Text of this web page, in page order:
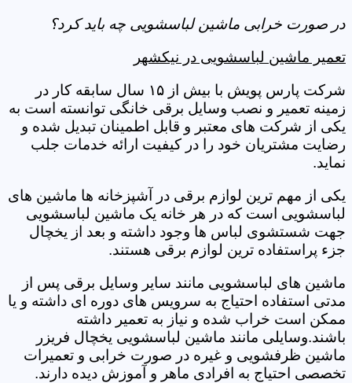
در صورت خرابی ماشین لباسشویی چه باید کرد؟
تعمیر ماشین لباسشویی در نیکشهر
شرکت پارس پویش با بیش از ۱۵ سال سابقه کار در
زمینه تعمیر و نصب وسایل برقی خانگی توانسته است به
یکی از شرکت های معتبر و قابل اطمینان تبدیل شده و
رضایت مشتریان خود را در کیفیت ارائه خدمات جلب
نماید.
یکی از مهم ترین لوازم برقی در آشپزخانه ها ماشین های
لباسشویی است که در هر خانه یک ماشین لباسشویی
جهت شستشوی لباس ها وجود داشته و بعد از یخچال
جزء پراستفاده ترین لوازم برقی هستند.
ماشین های لباسشویی مانند سایر وسایل برقی پس از
مدتی استفاده احتیاج به سرویس های دوره ای داشته و یا
ممکن است خراب شده و نیاز به تعمیر داشته
باشند.وسایلی مانند ماشین لباسشویی یخچال فریزر
ماشین ظرفشویی و غیره در صورت خرابی و تعمیرات
تخصصی احتیاج به افرادی ماهر و آموزش دیده دارند.